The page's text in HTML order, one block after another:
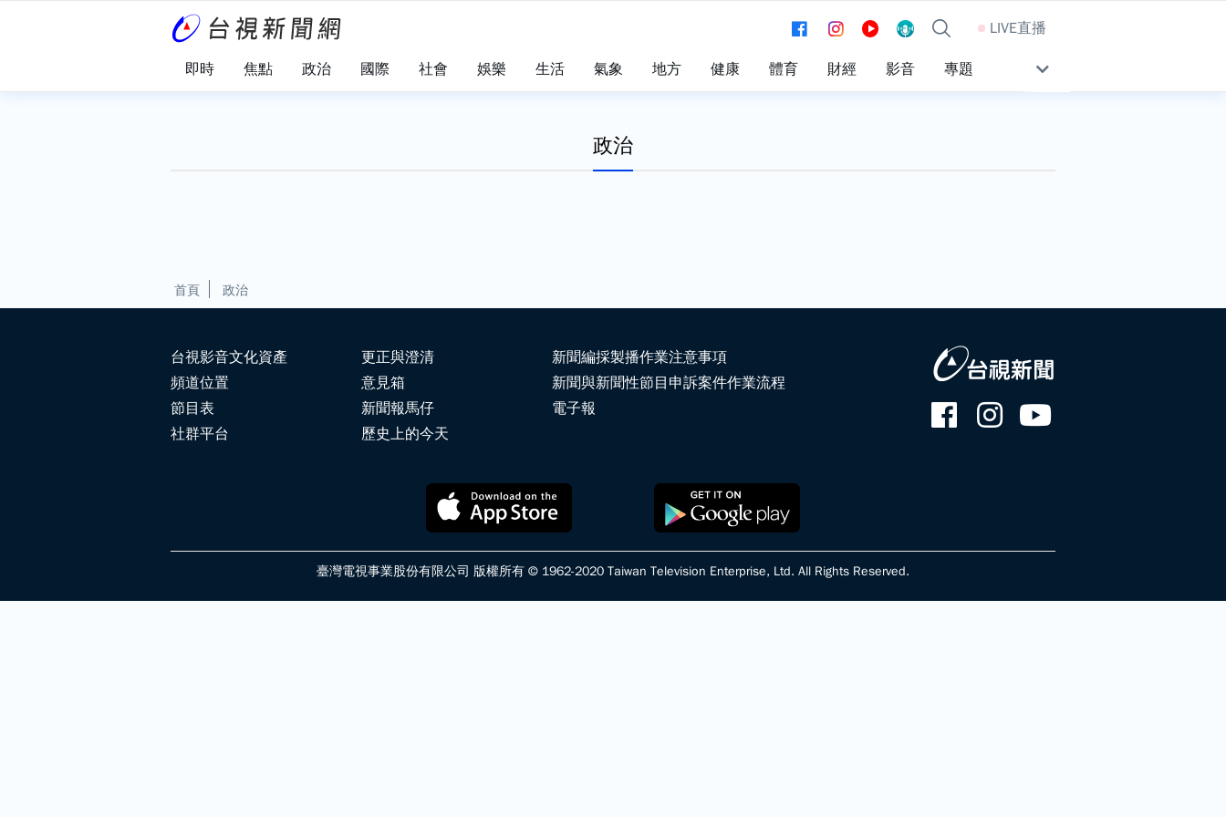
LIVE直播
即時 焦點 政治 國際 社會 娛樂 生活 氣象 地方 健康 體育 財經 影音 專題
政治
首頁 政治
台視影音文化資產
頻道位置
節目表
社群平台
更正與澄清
意見箱
新聞報馬仔
歷史上的今天
新聞編採製播作業注意事項
新聞與新聞性節目申訴案件作業流程
電子報
臺灣電視事業股份有限公司 版權所有 © 1962-2020 Taiwan Television Enterprise, Ltd. All Rights Reserved.